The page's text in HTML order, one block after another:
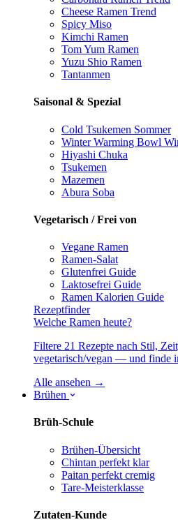
Cheese Ramen Trend
Spicy Miso
Kimchi Ramen
Tom Yum Ramen
Yuzu Shio Ramen
Tantanmen
Saisonal & Spezial
Cold Tsukemen Sommer
Winter Warming Bowl
Hiyashi Chuka
Tsukemen
Mazemen
Abura Soba
Vegetarisch / Frei von
Vegane Ramen
Ramen-Salat
Glutenfrei Guide
Laktosefrei Guide
Ramen Kalorien Guide
Rezeptfinder
Welche Ramen heute?
Filtere 21 Rezepte nach Stil,
vegetarisch/vegan — und finde
Alle ansehen →
Brühen
Brüh-Schule
Brühen-Übersicht
Chintan perfekt klar
Paitan perfekt cremig
Tare-Meisterklasse
Zutaten-Kunde